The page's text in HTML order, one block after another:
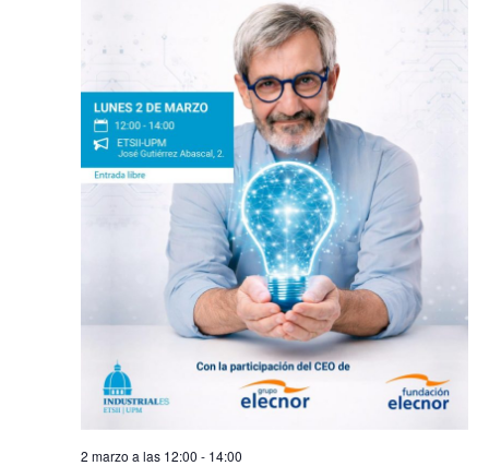
2 marzo a las 12:00 - 14:00